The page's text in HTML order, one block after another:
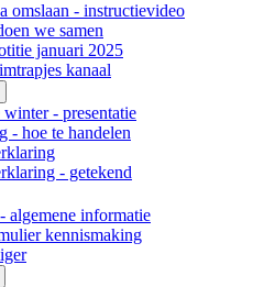
omslaan - instructievideo
we samen
januari 2025
kanaal
- presentatie
- hoe te handelen
- getekend
algemene informatie
kennismaking